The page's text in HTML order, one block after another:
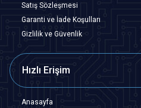
Satış Sözleşmesi
Garanti ve İade Koşulları
Gizlilik ve Güvenlik
Hızlı Erişim
Anasayfa